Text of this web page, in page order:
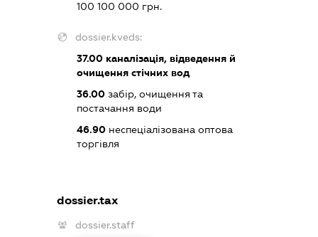
100 100 000 грн.
dossier.kveds:
37.00 каналізація, відведення й
очищення стічних вод
36.00 забір, очищення та
постачання води
46.90 неспеціалізована оптова
торгівля
dossier.tax
dossier.staff